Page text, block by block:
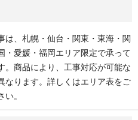
は、札幌・仙台・関東・東海・関
・愛媛・福岡エリア限定で承って
。商品により、工事対応が可能な
なります。詳しくはエリア表をご
い。